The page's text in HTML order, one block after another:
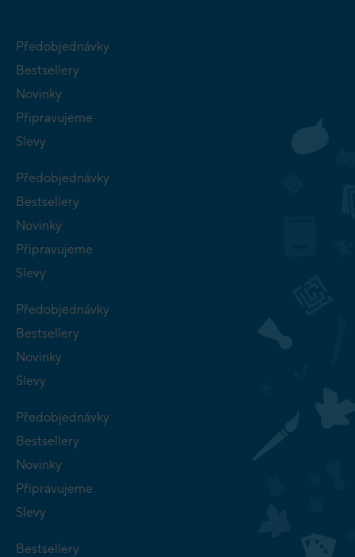
Předobjednávky
Bestsellery
Novinky
Připravujeme
Slevy
Předobjednávky
Bestsellery
Novinky
Připravujeme
Slevy
Předobjednávky
Bestsellery
Novinky
Slevy
Předobjednávky
Bestsellery
Novinky
Připravujeme
Slevy
Bestsellery